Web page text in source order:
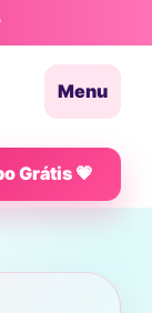
Menu
Grátis 💗